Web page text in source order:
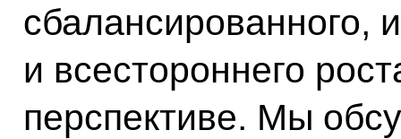
сбалансированного,
и всестороннего
перспективе. Мы